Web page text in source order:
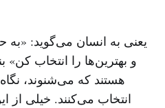
یعنی به انسان می‌گوید:
و بهترین‌ها را انتخاب
هستند که می‌شنوند،
انتخاب می‌کنند. خیلی از